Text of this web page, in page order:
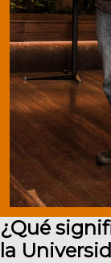
¿Qué
la